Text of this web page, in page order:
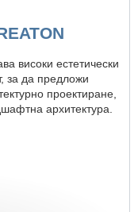
високи естетически
за да предложи
проектиране,
архитектура.